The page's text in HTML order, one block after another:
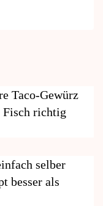
Taco-Gewürz
Fisch richtig
selber
besser als